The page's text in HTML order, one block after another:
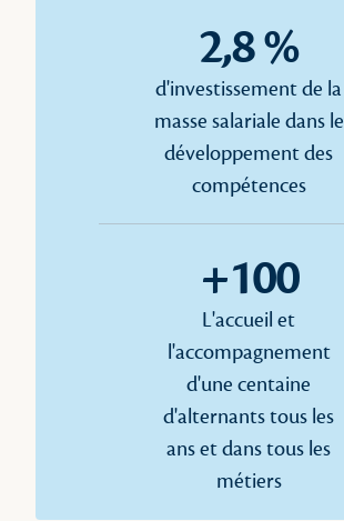
2,8 %
d'investissement de la
masse salariale dans le
développement des
compétences
+100
L'accueil et
l'accompagnement
d'une centaine
d'alternants tous les
ans et dans tous les
métiers